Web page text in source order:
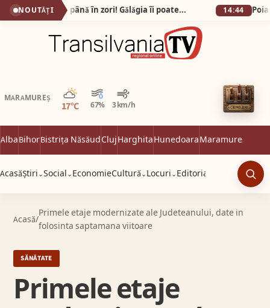
NOUTĂȚI Gata cu petrecerile până în zori! Gălăgia îi poate costa pe scandalagii până la 12.000 de lei! 14:44
MARAMUREȘ
17°C 67% 3 km/h
Parțial noros
AlbaBihorBistrița NăsăudClujHarghitaHunedoaraMaramureș
AcasăȘtiri ⌄Social ⌄ EconomieCultură ⌄ Locuri ⌄ Editorial
Acasă/
Primele etaje modernizate ale Judeteanului, date in
folosinta saptamana viitoare
SĂNĂTATE
Primele etaje